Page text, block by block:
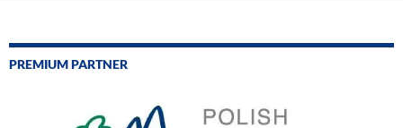
PREMIUM PARTNER